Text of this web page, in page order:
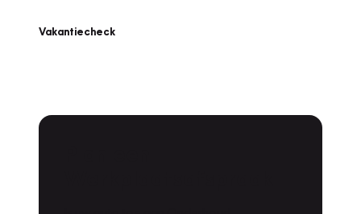
Vakantiecheck